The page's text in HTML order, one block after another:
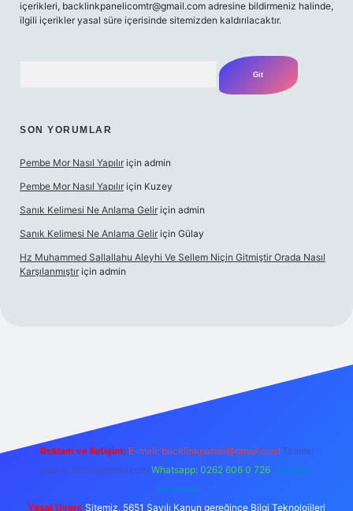
içerikleri, backlinkpanelicomtr@gmail.com adresine bildirmeniz halinde,
ilgili içerikler yasal süre içerisinde sitemizden kaldırılacaktır.
SON YORUMLAR
Pembe Mor Nasıl Yapılır için admin
Pembe Mor Nasıl Yapılır için Kuzey
Sanık Kelimesi Ne Anlama Gelir için admin
Sanık Kelimesi Ne Anlama Gelir için Gülay
Hz Muhammed Sallallahu Aleyhi Ve Sellem Niçin Gitmiştir Orada Nasıl
Karşılanmıştır için admin
Reklam ve İletişim: E-mail: backlinkpaneli@gmail.com Teams:
forumhizmeti@gmail.com Whatsapp: 0262 606 0 726 Telegram:
@karabul
Yasal Uyarı: Sitemiz, 5651 Sayılı Kanun gereğince Bilgi Teknolojileri